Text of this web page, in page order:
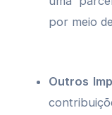
por meio
Outros